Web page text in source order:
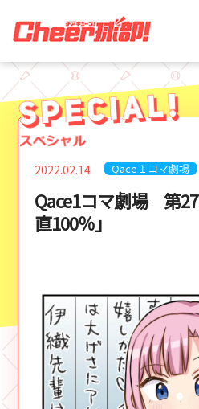
2022.02.14 Qace１コマ劇場
Qace1コマ劇場 第
直100％」